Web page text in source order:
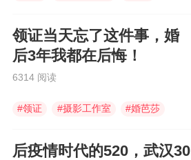
领证当天忘了这件事，婚
后3年我都在后悔！
6314 阅读
#领证 #摄影工作室 #婚芭莎
后疫情时代的520，武汉30